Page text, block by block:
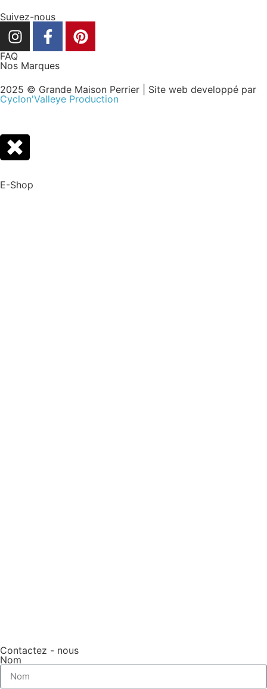
Suivez-nous
FAQ
Nos Marques
2025 © Grande Maison Perrier | Site web developpé par
Cyclon'Valleye Production
E-Shop
Contactez - nous
Nom